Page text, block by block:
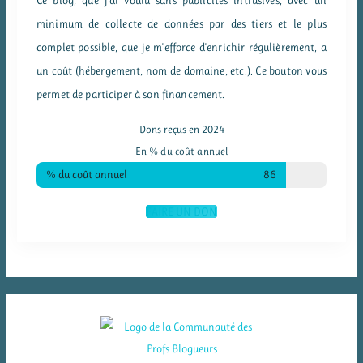
minimum de collecte de données par des tiers et le plus
complet possible, que je m'efforce d'enrichir régulièrement, a
un coût (hébergement, nom de domaine, etc.). Ce bouton vous
permet de participer à son financement.
Dons reçus en 2024
En % du coût annuel
% du coût annuel 86
FAIRE UN DON